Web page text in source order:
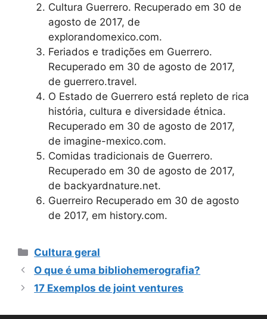
Cultura Guerrero. Recuperado em 30 de
agosto de 2017, de
explorandomexico.com.
Feriados e tradições em Guerrero.
Recuperado em 30 de agosto de 2017,
de guerrero.travel.
O Estado de Guerrero está repleto de rica
história, cultura e diversidade étnica.
Recuperado em 30 de agosto de 2017,
de imagine-mexico.com.
Comidas tradicionais de Guerrero.
Recuperado em 30 de agosto de 2017,
de backyardnature.net.
Guerreiro Recuperado em 30 de agosto
de 2017, em history.com.
Categorias
Cultura geral
O que é uma bibliohemerografia?
17 Exemplos de joint ventures